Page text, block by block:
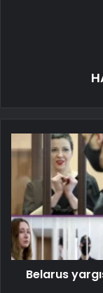
Belarus